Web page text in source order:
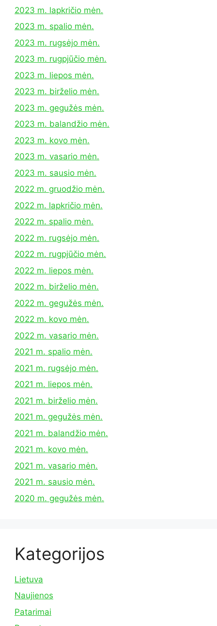
2023 m. lapkričio mėn.
2023 m. spalio mėn.
2023 m. rugsėjo mėn.
2023 m. rugpjūčio mėn.
2023 m. liepos mėn.
2023 m. birželio mėn.
2023 m. gegužės mėn.
2023 m. balandžio mėn.
2023 m. kovo mėn.
2023 m. vasario mėn.
2023 m. sausio mėn.
2022 m. gruodžio mėn.
2022 m. lapkričio mėn.
2022 m. spalio mėn.
2022 m. rugsėjo mėn.
2022 m. rugpjūčio mėn.
2022 m. liepos mėn.
2022 m. birželio mėn.
2022 m. gegužės mėn.
2022 m. kovo mėn.
2022 m. vasario mėn.
2021 m. spalio mėn.
2021 m. rugsėjo mėn.
2021 m. liepos mėn.
2021 m. birželio mėn.
2021 m. gegužės mėn.
2021 m. balandžio mėn.
2021 m. kovo mėn.
2021 m. vasario mėn.
2021 m. sausio mėn.
2020 m. gegužės mėn.
Kategorijos
Lietuva
Naujienos
Patarimai